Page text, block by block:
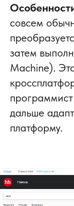
совсем
затем
Machine).
дальше
платформу.